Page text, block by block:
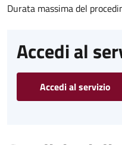
Durata massima del
Accedi al
Accedi al servizio